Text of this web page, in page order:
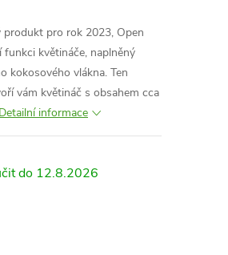
produkt pro rok 2023, Open
funkci květináče, naplněný
kokosového vlákna. Ten
vám květináč s obsahem cca
Detailní informace
12.8.2026